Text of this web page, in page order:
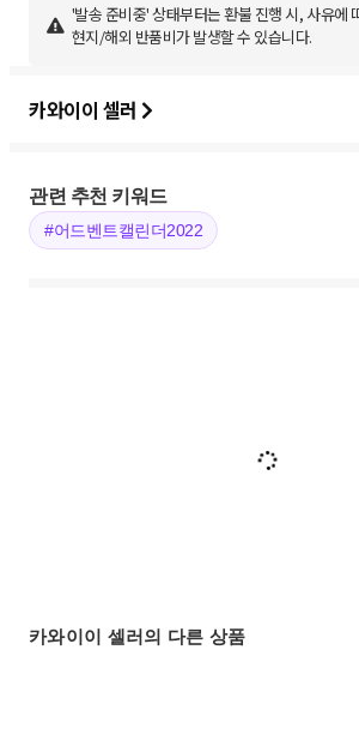
'발송 준비중' 상태부터는 환불 진행 시, 사유에
현지/해외 반품비가 발생할 수 있습니다.
카와이이 셀러
관련 추천 키워드
#어드벤트캘린더2022
카와이이 셀러의 다른 상품